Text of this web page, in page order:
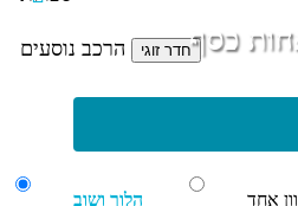
הרכב נוסעים כסף
הלוך ושוב אחד